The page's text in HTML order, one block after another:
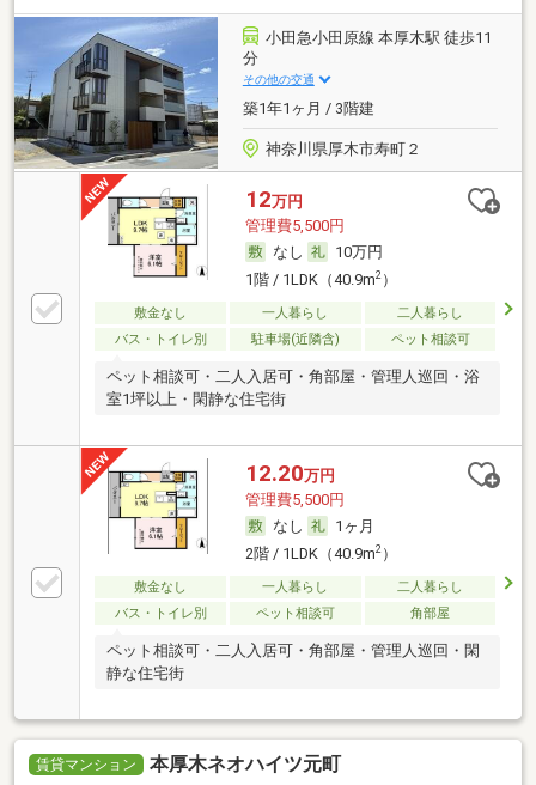
小田急小田原線 本厚木駅 徒歩11
分
その他の交通
築1年1ヶ月 / 3階建
神奈川県厚木市寿町２
12万円
管理費5,500円
なし
10万円
1階 / 1LDK（40.9m2）
敷金なし 一人暮らし
二人暮らし
バス・トイレ別
駐車場(近隣含) ペット相談可
ペット相談可・二人入居可・角部屋・管理人巡回・浴
室1坪以上・閑静な住宅街
12.20万円
管理費5,500円
なし
1ヶ月
2階 / 1LDK（40.9m2）
敷金なし 一人暮らし
二人暮らし
バス・トイレ別
ペット相談可 角部屋
ペット相談可・二人入居可・角部屋・管理人巡回・閑
静な住宅街
賃貸マンション 本厚木ネオハイツ元町